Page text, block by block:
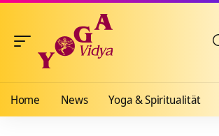
Home News Yoga & Spiritualität